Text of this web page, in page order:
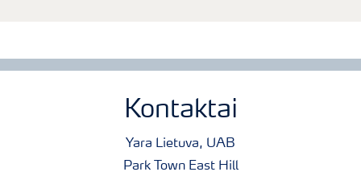
Kontaktai
Yara Lietuva, UAB
Park Town East Hill